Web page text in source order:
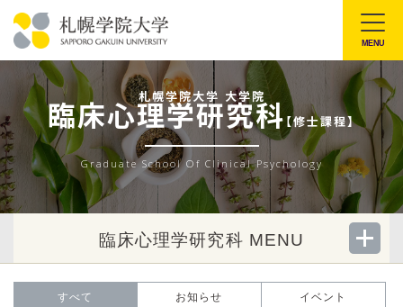
文
へ
ュ
ー
へ
札
学
院
大
学
MENU
札幌学院大学 大学院
臨床心理学研究科【修士課程】
Graduate School Of Clinical Psychology
臨床心理学研究科 MENU
すべて お知らせ イベント